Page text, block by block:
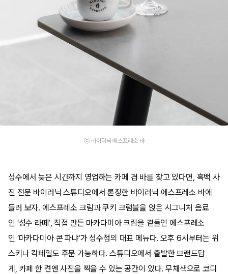
ⓒ 바이러닉 에스프레소 바
성수에서 늦은 시간까지 영업하는 카페 겸 바를 찾고 있다면, 흑백 사
진 전문 바이러닉 스튜디오에서 론칭한 바이러닉 에스프레소 바에
들러 보자. 에스프레소 크림과 쿠키 크럼블을 얹은 시그니처 음료
인 ‘성수 라떼’, 직접 만든 마카다미아 크림을 곁들인 에스프레소
인 ‘마카다미아 콘 파냐’가 성수점의 대표 메뉴다. 오후 6시부터는 위
스키나 칵테일도 주문 가능하다. 스튜디오에서 출발한 브랜드답
게, 카페 한 켠엔 사진을 찍을 수 있는 공간이 있다. 무채색으로 코디